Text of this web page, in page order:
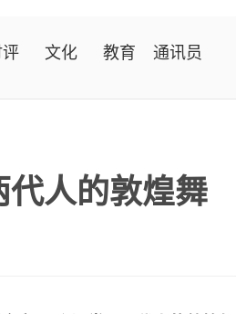
文化 教育 通讯员
代人的敦煌舞